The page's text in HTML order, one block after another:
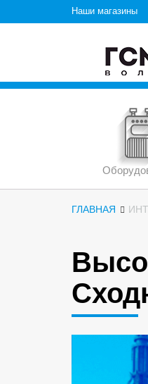
Наши магазины
ГЛАВНАЯ